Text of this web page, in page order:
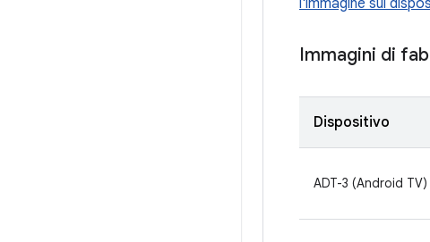
l'immagine sul
Immagini di
Dispositivo
ADT-3 (Android TV)